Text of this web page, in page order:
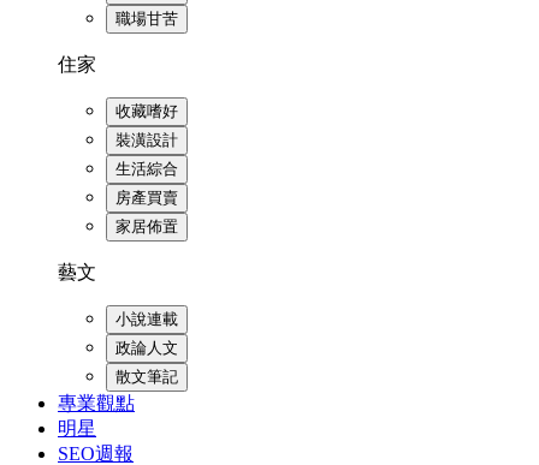
職場甘苦
住家
收藏嗜好
裝潢設計
生活綜合
房產買賣
家居佈置
藝文
小說連載
政論人文
散文筆記
專業觀點
明星
SEO週報